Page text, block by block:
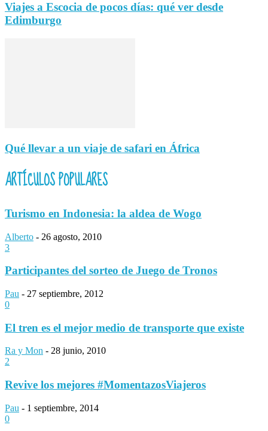
Viajes a Escocia de pocos días: qué ver desde
Edimburgo
Qué llevar a un viaje de safari en África
ARTÍCULOS POPULARES
Turismo en Indonesia: la aldea de Wogo
Alberto - 26 agosto, 2010
3
Participantes del sorteo de Juego de Tronos
Pau - 27 septiembre, 2012
0
El tren es el mejor medio de transporte que existe
Ra y Mon - 28 junio, 2010
2
Revive los mejores #MomentazosViajeros
Pau - 1 septiembre, 2014
0